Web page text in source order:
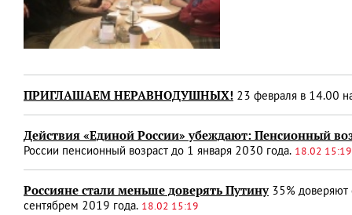
ПРИГЛАШАЕМ НЕРАВНОДУШНЫХ! 23 февраля в 14.00
Действия «Единой России» убеждают: Пенсионный
России пенсионный возраст до 1 января 2030 года. 18.02 15:19
Россияне стали меньше доверять Путину35% доверяют
сентябрем 2019 года. 18.02 15:19